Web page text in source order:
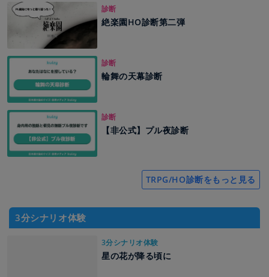
診断
絶楽園HO診断第二弾
診断
輪舞の天幕診断
診断
【非公式】プル夜診断
TRPG/HO診断をもっと見る
3分シナリオ体験
3分シナリオ体験
星の花が降る頃に